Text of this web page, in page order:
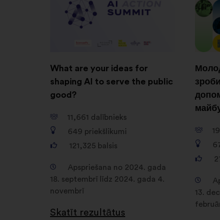
What are your ideas for
shaping AI to serve the public
good?
11,661 dalībnieks
649 priekšlikumi
121,325 balsis
Apspriešana no 2024. gada
18. septembrī līdz 2024. gada 4.
novembrī
Skatīt rezultātus
13.